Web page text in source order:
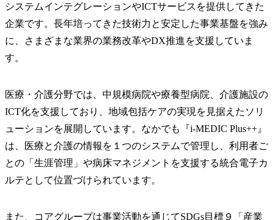
システムインテグレーションやICTサービスを提供してきた
企業です。長年培ってきた技術力と安定した事業基盤を強み
に、さまざまな業界の業務改革やDX推進を支援していま
す。
医療・介護分野では、中規模病院や療養型病院、介護施設の
ICT化を支援しており、地域包括ケアの実現を見据えたソリ
ューションを展開しています。なかでも『i-MEDIC Plus++』
は、医療と介護の情報を１つのシステムで管理し、利用者ご
との「生涯管理」や病床マネジメントを支援する統合電子カ
ルテとして位置づけられています。
また、コアグループは事業活動を通じてSDGs目標９「産業